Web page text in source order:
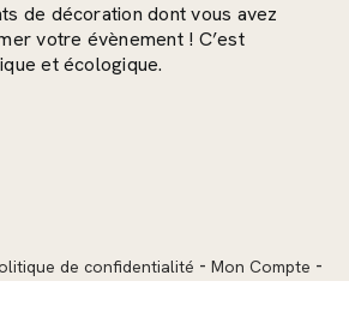
de décoration dont vous avez
votre évènement ! C’est
et écologique.
de confidentialité
Mon Compte